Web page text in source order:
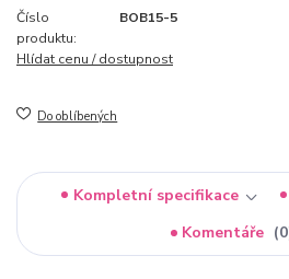
Číslo
produktu:
BOB15-5
Hlídat cenu / dostupnost
Do oblíbených
Kompletní specifikace
Komentáře
0